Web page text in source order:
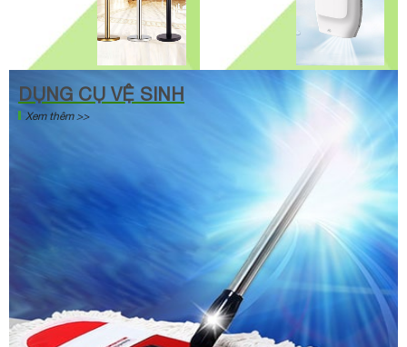
DỤNG CỤ VỆ SINH
Xem thêm >>